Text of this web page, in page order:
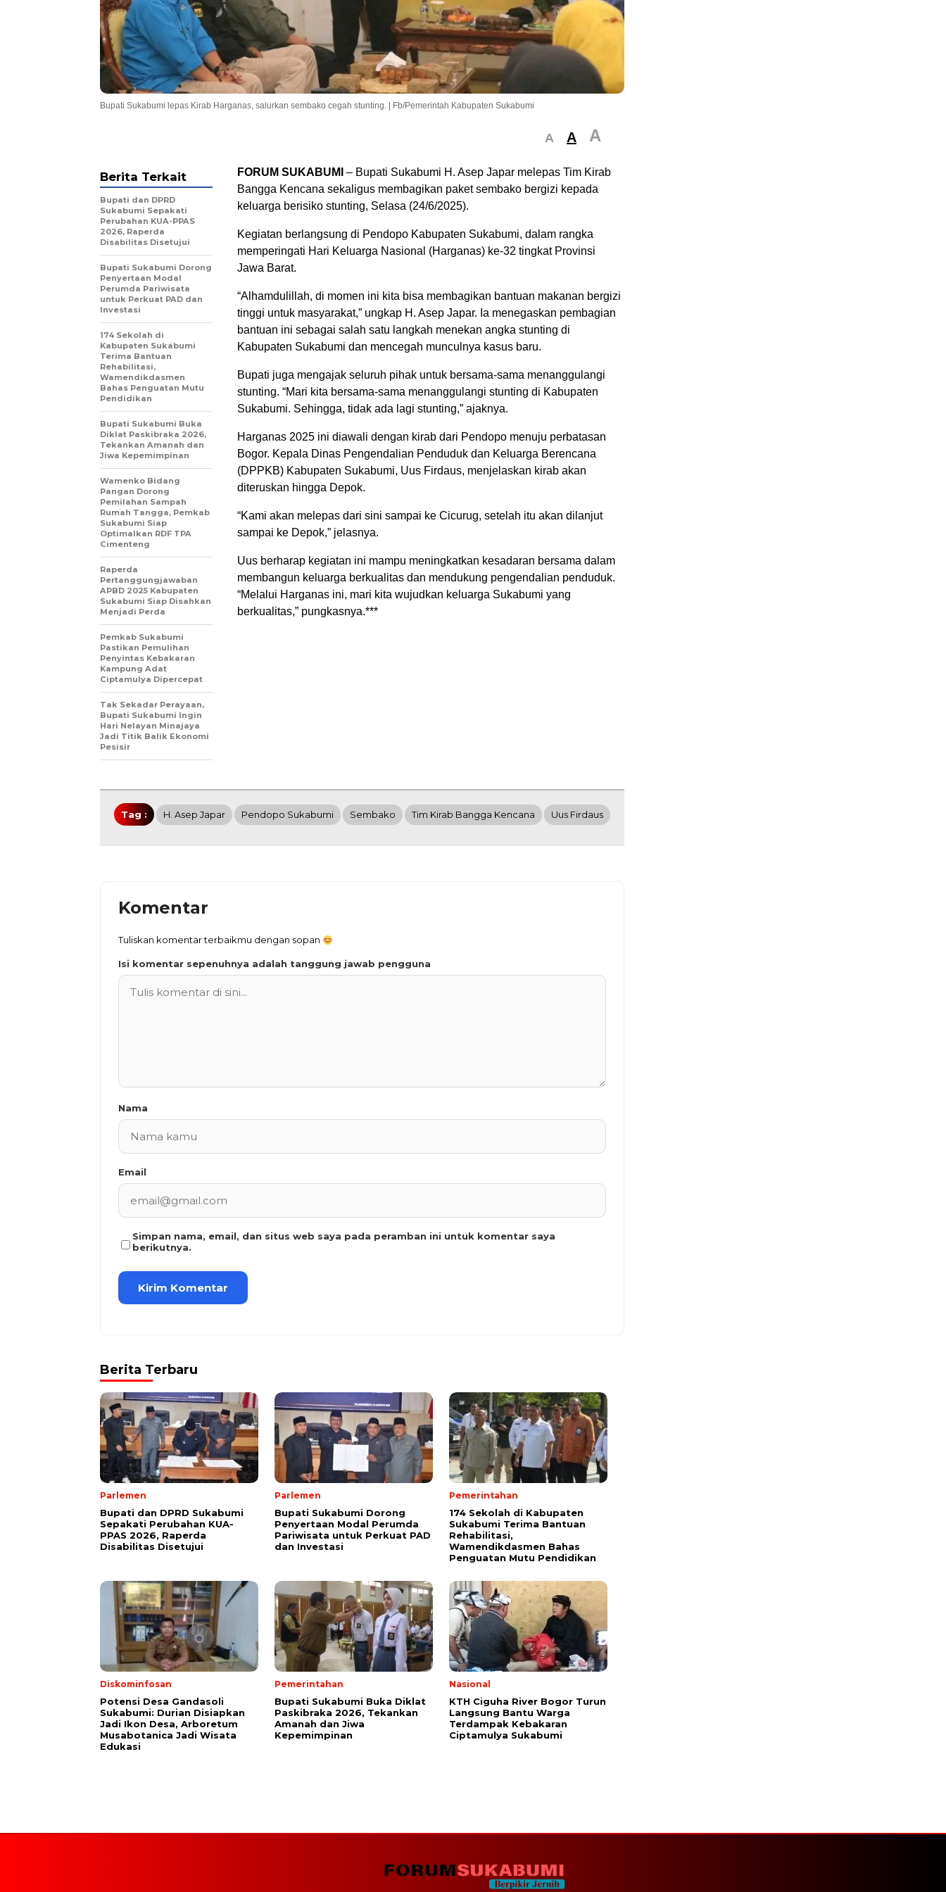
Bupati Sukabumi lepas Kirab Harganas, salurkan sembako cegah stunting. | Fb/Pemerintah Kabupaten Sukabumi
A A A
FORUM SUKABUMI – Bupati Sukabumi H. Asep Japar melepas Tim Kirab
Bangga Kencana sekaligus membagikan paket sembako bergizi kepada
keluarga berisiko stunting, Selasa (24/6/2025).
Kegiatan berlangsung di Pendopo Kabupaten Sukabumi, dalam rangka
memperingati Hari Keluarga Nasional (Harganas) ke-32 tingkat Provinsi
Jawa Barat.
“Alhamdulillah, di momen ini kita bisa membagikan bantuan makanan bergizi
tinggi untuk masyarakat,” ungkap H. Asep Japar. Ia menegaskan pembagian
bantuan ini sebagai salah satu langkah menekan angka stunting di
Kabupaten Sukabumi dan mencegah munculnya kasus baru.
Bupati juga mengajak seluruh pihak untuk bersama-sama menanggulangi
stunting. “Mari kita bersama-sama menanggulangi stunting di Kabupaten
Sukabumi. Sehingga, tidak ada lagi stunting,” ajaknya.
Harganas 2025 ini diawali dengan kirab dari Pendopo menuju perbatasan
Bogor. Kepala Dinas Pengendalian Penduduk dan Keluarga Berencana
(DPPKB) Kabupaten Sukabumi, Uus Firdaus, menjelaskan kirab akan
diteruskan hingga Depok.
“Kami akan melepas dari sini sampai ke Cicurug, setelah itu akan dilanjut
sampai ke Depok,” jelasnya.
Uus berharap kegiatan ini mampu meningkatkan kesadaran bersama dalam
membangun keluarga berkualitas dan mendukung pengendalian penduduk.
“Melalui Harganas ini, mari kita wujudkan keluarga Sukabumi yang
berkualitas,” pungkasnya.***
Berita Terkait
Bupati dan DPRD
Sukabumi Sepakati
Perubahan KUA-PPAS
2026, Raperda
Disabilitas Disetujui
Bupati Sukabumi Dorong
Penyertaan Modal
Perumda Pariwisata
untuk Perkuat PAD dan
Investasi
174 Sekolah di
Kabupaten Sukabumi
Terima Bantuan
Rehabilitasi,
Wamendikdasmen
Bahas Penguatan Mutu
Pendidikan
Bupati Sukabumi Buka
Diklat Paskibraka 2026,
Tekankan Amanah dan
Jiwa Kepemimpinan
Wamenko Bidang
Pangan Dorong
Pemilahan Sampah
Rumah Tangga, Pemkab
Sukabumi Siap
Optimalkan RDF TPA
Cimenteng
Raperda
Pertanggungjawaban
APBD 2025 Kabupaten
Sukabumi Siap Disahkan
Menjadi Perda
Pemkab Sukabumi
Pastikan Pemulihan
Penyintas Kebakaran
Kampung Adat
Ciptamulya Dipercepat
Tak Sekadar Perayaan,
Bupati Sukabumi Ingin
Hari Nelayan Minajaya
Jadi Titik Balik Ekonomi
Pesisir
Tag : H. Asep Japar Pendopo Sukabumi Sembako Tim Kirab Bangga Kencana Uus Firdaus
Komentar
Tuliskan komentar terbaikmu dengan sopan
Isi komentar sepenuhnya adalah tanggung jawab pengguna
Nama
Email
Simpan nama, email, dan situs web saya pada peramban ini untuk komentar saya
berikutnya.
Berita Terbaru
Parlemen
Bupati dan DPRD Sukabumi
Sepakati Perubahan KUA-
PPAS 2026, Raperda
Disabilitas Disetujui
Parlemen
Bupati Sukabumi Dorong
Penyertaan Modal Perumda
Pariwisata untuk Perkuat PAD
dan Investasi
Pemerintahan
174 Sekolah di Kabupaten
Sukabumi Terima Bantuan
Rehabilitasi,
Wamendikdasmen Bahas
Penguatan Mutu Pendidikan
Diskominfosan
Potensi Desa Gandasoli
Sukabumi: Durian Disiapkan
Jadi Ikon Desa, Arboretum
Musabotanica Jadi Wisata
Edukasi
Pemerintahan
Bupati Sukabumi Buka Diklat
Paskibraka 2026, Tekankan
Amanah dan Jiwa
Kepemimpinan
Nasional
KTH Ciguha River Bogor Turun
Langsung Bantu Warga
Terdampak Kebakaran
Ciptamulya Sukabumi